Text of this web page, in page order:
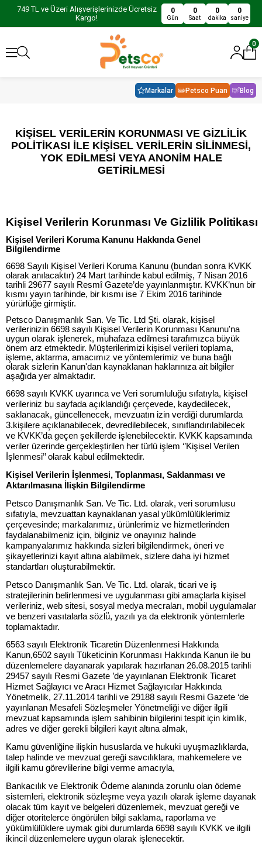
749 TL ve Üzeri Alışverişlerinizde Ücretsiz
Kargo!
0
Gün
0
Saat
0
dakika
0
saniye
0
Markalar Petsco Puan Blog
KİŞİSEL VERİLERİN KORUNMASI VE GİZLİLİK
POLİTİKASI İLE KİŞİSEL VERİLERİN SİLİNMESİ,
YOK EDİLMESİ VEYA ANONİM HALE
GETİRİLMESİ
Kişisel Verilerin Korunması Ve Gizlilik Politikası
Kişisel Verileri Koruma Kanunu Hakkında Genel
Bilgilendirme
6698 Sayılı Kişisel Verileri Koruma Kanunu (bundan sonra KVKK
olarak anılacaktır) 24 Mart tarihinde kabul edilmiş, 7 Nisan 2016
tarihli 29677 sayılı Resmî Gazete’de yayınlanmıştır. KVKK’nun bir
kısmı yayın tarihinde, bir kısmı ise 7 Ekim 2016 tarihinde
yürürlüğe girmiştir.
Petsco Danışmanlık San. Ve Tic. Ltd Şti. olarak, kişisel
verilerinizin 6698 sayılı Kişisel Verilerin Korunması Kanunu'na
uygun olarak işlenerek, muhafaza edilmesi tarafımızca büyük
önem arz etmektedir. Müşterilerimizi kişisel verileri toplama,
işleme, aktarma, amacımız ve yöntemlerimiz ve buna bağlı
olarak sizlerin Kanun'dan kaynaklanan haklarınıza ait bilgiler
aşağıda yer almaktadır.
6698 sayılı KVKK uyarınca ve Veri sorumluluğu sıfatıyla, kişisel
verileriniz bu sayfada açıklandığı çerçevede, kaydedilecek,
saklanacak, güncellenecek, mevzuatın izin verdiği durumlarda
3.kişilere açıklanabilecek, devredilebilecek, sınıflandırılabilecek
ve KVKK’da geçen şekillerde işlenebilecektir. KVKK kapsamında
veriler üzerinde gerçekleştirilen her türlü işlem ‘’Kişisel Verilen
İşlenmesi’’ olarak kabul edilmektedir.
Kişisel Verilerin İşlenmesi, Toplanması, Saklanması ve
Aktarılmasına İlişkin Bilgilendirme
Petsco Danışmanlık San. Ve Tic. Ltd. olarak, veri sorumlusu
sıfatıyla, mevzuattan kaynaklanan yasal yükümlülüklerimiz
çerçevesinde; markalarımız, ürünlerimiz ve hizmetlerinden
faydalanabilmeniz için, bilginiz ve onayınız halinde
kampanyalarımız hakkında sizleri bilgilendirmek, öneri ve
şikayetlerinizi kayıt altına alabilmek, sizlere daha iyi hizmet
standartları oluşturabilmektir.
Petsco Danışmanlık San. Ve Tic. Ltd. olarak, ticari ve iş
stratejilerinin belirlenmesi ve uygulanması gibi amaçlarla kişisel
verileriniz, web sitesi, sosyal medya mecraları, mobil uygulamalar
ve benzeri vasıtalarla sözlü̈, yazılı ya da elektronik yöntemlerle
toplamaktadır.
6563 sayılı Elektronik Ticaretin Düzenlenmesi Hakkında
Kanun,6502 sayılı Tüketicinin Korunması Hakkında Kanun ile bu
düzenlemelere dayanarak yapılarak hazırlanan 26.08.2015 tarihli
29457 sayılı Resmi Gazete ’de yayınlanan Elektronik Ticaret
Hizmet Sağlayıcı ve Aracı Hizmet Sağlayıcılar Hakkında
Yönetmelik, 27.11.2014 tarihli ve 29188 sayılı Resmi Gazete ‘de
yayınlanan Mesafeli Sözleşmeler Yönetmeliği ve diğer ilgili
mevzuat kapsamında işlem sahibinin bilgilerini tespit için kimlik,
adres ve diğer gerekli bilgileri kayıt altına almak,
Kamu güvenliğine ilişkin hususlarda ve hukuki uyuşmazlıklarda,
talep halinde ve mevzuat gereği savcılıklara, mahkemelere ve
ilgili kamu görevlilerine bilgi verme amacıyla,
Bankacılık ve Elektronik Ödeme alanında zorunlu olan ödeme
sistemleri, elektronik sözleşme veya yazılı olarak işleme dayanak
olacak tüm kayıt ve belgeleri düzenlemek, mevzuat gereği ve
diğer otoritelerce öngörülen bilgi saklama, raporlama ve
yükümlülüklere uymak gibi durumlarda 6698 sayılı KVKK ve ilgili
ikincil düzenlemelere uygun olarak işlenecektir.